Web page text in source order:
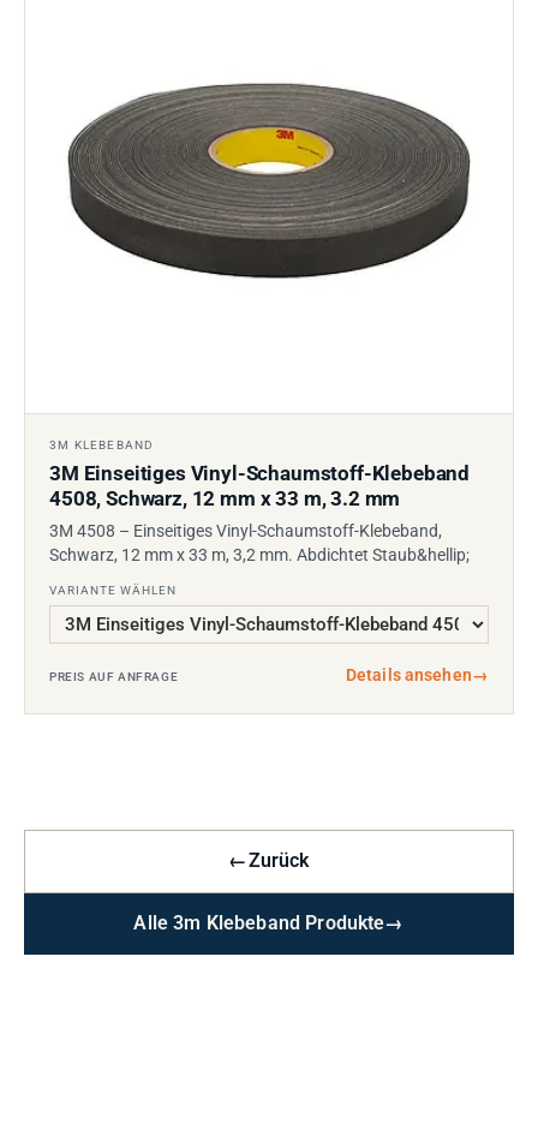
3M KLEBEBAND
3M Einseitiges Vinyl-Schaumstoff-Klebeband
4508, Schwarz, 12 mm x 33 m, 3.2 mm
3M 4508 – Einseitiges Vinyl-Schaumstoff-Klebeband,
Schwarz, 12 mm x 33 m, 3,2 mm. Abdichtet Staub&hellip;
VARIANTE WÄHLEN
PREIS AUF ANFRAGE Details ansehen→
←Zurück
Alle 3m Klebeband Produkte→